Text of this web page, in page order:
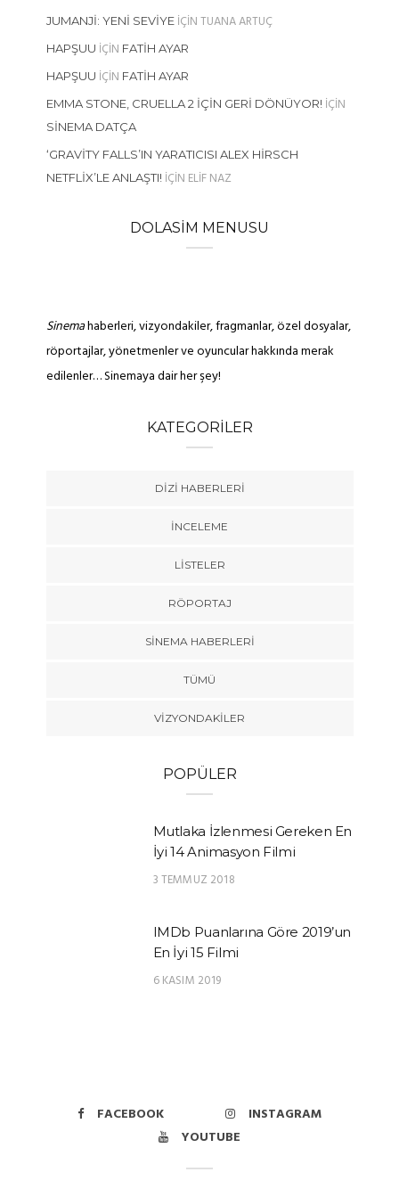
JUMANJI: YENI SEVIYEIÇINTUANA ARTUÇ
HAPŞUU IÇIN FATIH AYAR
HAPŞUU IÇIN FATIH AYAR
EMMA STONE, CRUELLA 2 İÇIN GERI DÖNÜYOR!IÇIN
SINEMA DATÇA
‘GRAVITY FALLS’IN YARATICISI ALEX HIRSCH
NETFLIX’LE ANLAŞTI!IÇIN ELIF NAZ
DOLASIM MENUSU
Sinemahaberleri, vizyondakiler, fragmanlar, özel dosyalar,
röportajlar, yönetmenler ve oyuncular hakkında merak
edilenler… Sinemaya dair her şey!
KATEGORILER
DIZI HABERLERI
İNCELEME
LISTELER
RÖPORTAJ
SINEMA HABERLERI
TÜMÜ
VIZYONDAKILER
POPÜLER
Mutlaka İzlenmesi Gereken En
İyi 14 Animasyon Filmi
3 TEMMUZ 2018
IMDb Puanlarına Göre 2019’un
En İyi 15 Filmi
6 KASIM 2019
FACEBOOK
INSTAGRAM
YOUTUBE